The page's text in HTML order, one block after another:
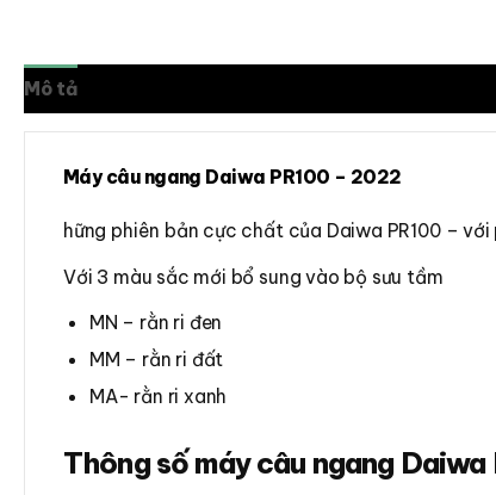
Mô tả
Máy câu ngang Daiwa PR100 – 2022
hững phiên bản cực chất của Daiwa PR100 –
Với 3 màu sắc mới bổ sung vào bộ sưu tầm
MN – rằn ri đen
MM – rằn ri đất
MA- rằn ri xanh
Thông số máy câu ngang Daiwa